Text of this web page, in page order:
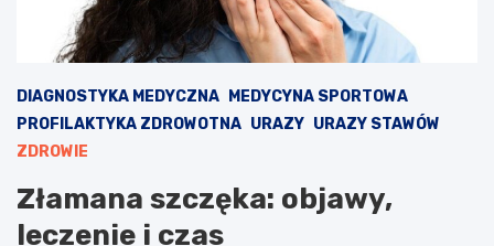
DIAGNOSTYKA MEDYCZNA
MEDYCYNA SPORTOWA
PROFILAKTYKA ZDROWOTNA URAZY URAZY STAWÓW
ZDROWIE
Złamana szczęka: objawy,
leczenie i czas